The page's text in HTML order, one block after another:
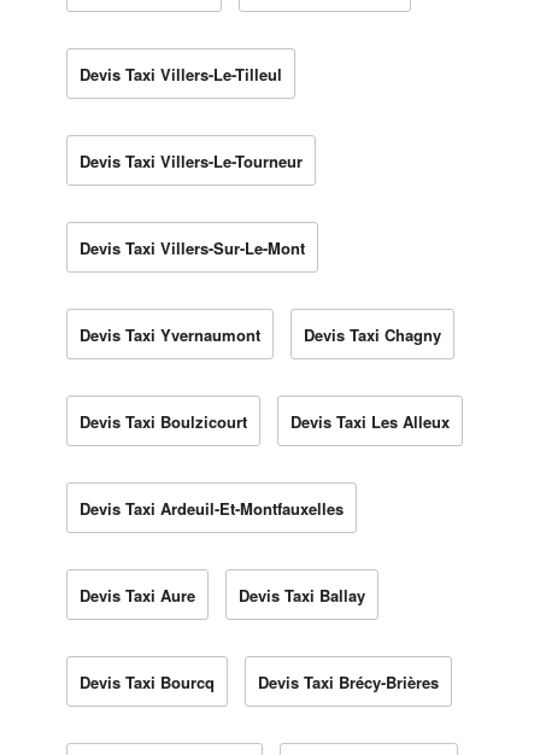
Devis Taxi Villers-Le-Tilleul
Devis Taxi Villers-Le-Tourneur
Devis Taxi Villers-Sur-Le-Mont
Devis Taxi Yvernaumont Devis Taxi Chagny
Devis Taxi Boulzicourt Devis Taxi Les Alleux
Devis Taxi Ardeuil-Et-Montfauxelles
Devis Taxi Aure Devis Taxi Ballay
Devis Taxi Bourcq Devis Taxi Brécy-Brières